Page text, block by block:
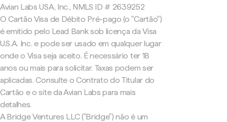
Avian Labs USA, Inc., NMLS ID # 2639252
O Cartão Visa de Débito Pré-pago (o "Cartão")
é emitido pelo Lead Bank sob licença da Visa
U.S.A. Inc. e pode ser usado em qualquer lugar
onde o Visa seja aceito. É necessário ter 18
anos ou mais para solicitar. Taxas podem ser
aplicadas. Consulte o Contrato do Titular do
Cartão e o site da Avian Labs para mais
detalhes.
A Bridge Ventures LLC ("Bridge") não é um